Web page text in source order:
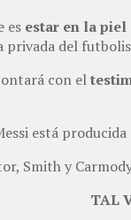
es estar en la
privada del
con el
está
Smith y
TAL